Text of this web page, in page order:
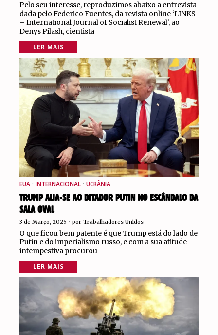
Pelo seu interesse, reproduzimos abaixo a entrevista
dada pelo Federico Fuentes, da revista online ‘LINKS
– International Journal of Socialist Renewal‘, ao
Denys Pilash, cientista
LER MAIS
EUA · INTERNACIONAL · UCRÂNIA
TRUMP ALIA-SE AO DITADOR PUTIN NO ESCÂNDALO DA
SALA OVAL
3 de Março, 2025 por Trabalhadores Unidos
O que ficou bem patente é que Trump está do lado de
Putin e do imperialismo russo, e com a sua atitude
intempestiva procurou
LER MAIS